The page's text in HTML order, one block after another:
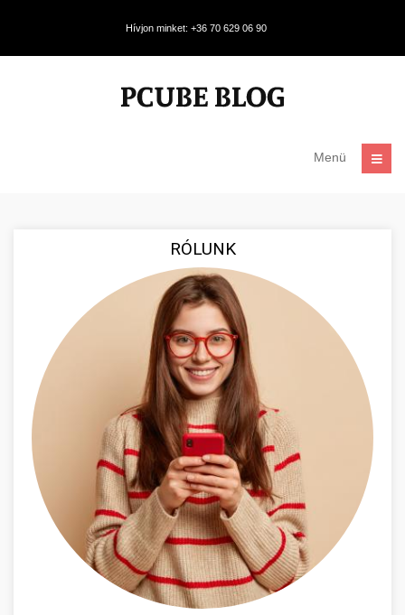
Hívjon minket: +36 70 629 06 90
Menü
RÓLUNK